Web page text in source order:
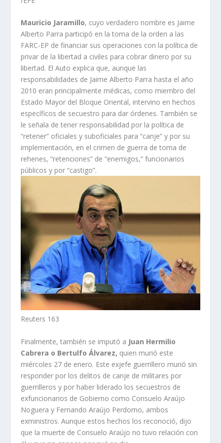
/EFE
Mauricio Jaramillo, cuyo verdadero nombre es Jaime
Alberto Parra participó en la toma de la orden a las
FARC-EP de financiar sus operaciones con la política de
privar de la libertad a civiles para cobrar dinero por su
libertad. El Auto explica que, aunque las
responsabilidades de Jaime Alberto Parra hasta el año
2010 eran principalmente médicas, como miembro del
Estado Mayor del Bloque Oriental, intervino en hechos
específicos de secuestro para dar órdenes. También se
le señala de tener responsabilidad por la política de
“retener” oficiales y suboficiales para “canje” y por su
implementación, en el crimen de guerra de toma de
rehenes, “retenciones” de “enemigos,” funcionarios
públicos y por “castigo”.
Reuters 163
Finalmente, también se imputó aJuan Hermilio
Cabrera o Bertulfo Álvarez, quien murió este
miércoles 27 de enero. Este exjefe guerrillero murió sin
responder por los delitos de canje de militares por
guerrilleros y por haber liderado los secuestros de
exfuncionarios de Gobierno como Consuelo Araújo
Noguera y Fernando Araújo Perdomo, ambos
exministros. Aunque estos hechos los reconoció, dijo
que la muerte de Consuelo Araújo no tuvo relación con